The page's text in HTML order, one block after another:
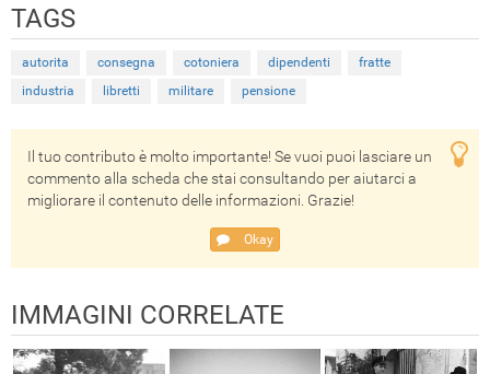
TAGS
autorita consegna cotoniera dipendenti
fratte
industria
libretti militare pensione
Il tuo contributo è molto importante! Se vuoi puoi lasciare un
commento alla scheda che stai consultando per aiutarci a
migliorare il contenuto delle informazioni. Grazie!
Okay
IMMAGINI CORRELATE